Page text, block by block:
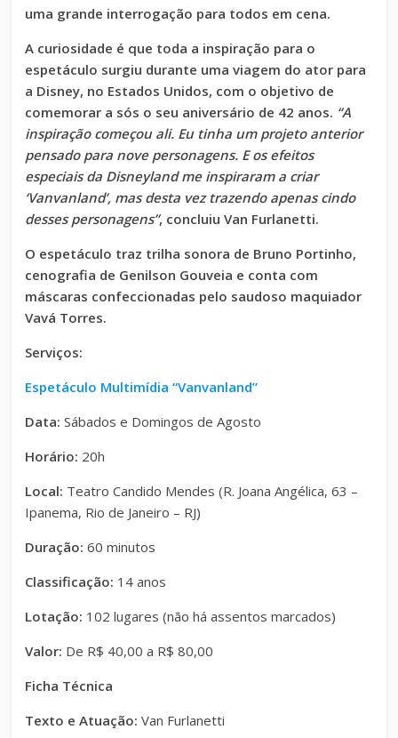
uma grande interrogação para todos em cena.
A curiosidade é que toda a inspiração para o
espetáculo surgiu durante uma viagem do ator para
a Disney, no Estados Unidos, com o objetivo de
comemorar a sós o seu aniversário de 42 anos. “A
inspiração começou ali. Eu tinha um projeto anterior
pensado para nove personagens. E os efeitos
especiais da Disneyland me inspiraram a criar
‘Vanvanland’, mas desta vez trazendo apenas cindo
desses personagens”, concluiu Van Furlanetti.
O espetáculo traz trilha sonora de Bruno Portinho,
cenografia de Genilson Gouveia e conta com
máscaras confeccionadas pelo saudoso maquiador
Vavá Torres.
Serviços:
Espetáculo Multimídia “Vanvanland”
Data: Sábados e Domingos de Agosto
Horário: 20h
Local: Teatro Candido Mendes (R. Joana Angélica, 63 –
Ipanema, Rio de Janeiro – RJ)
Duração: 60 minutos
Classificação: 14 anos
Lotação: 102 lugares (não há assentos marcados)
Valor: De R$ 40,00 a R$ 80,00
Ficha Técnica
Texto e Atuação: Van Furlanetti